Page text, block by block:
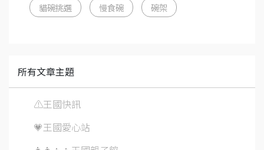
貓碗挑選 慢食碗 碗架
所有文章主題
⚠️王國快訊
💗王國愛心站